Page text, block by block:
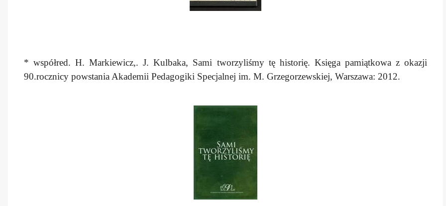
* współred. H. Markiewicz,. J. Kulbaka, Sami tworzyliśmy tę historię. Księga pamiątkowa z okazji
90.rocznicy powstania Akademii Pedagogiki Specjalnej im. M. Grzegorzewskiej, Warszawa: 2012.